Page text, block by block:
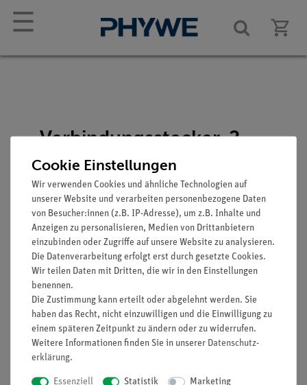
☰
Verbindungsstecker, 2
Stück
Artikel-Nr.: 07278-05
Funktion und Verwendung
Büschel-Doppelstecker, passend für 4-mm-Buchsen; z. B.
zum Aufstecken einer Krokodilklemme auf eine
Cookie Einstellungen
Wir verwenden Cookies und ähnliche Technologien auf
unserer Website und verarbeiten personenbezogene Daten
von Besucher:innen (z.B. IP-Adresse), um z.B. Inhalte und
Anzeigen zu personalisieren, Medien von Drittanbietern
einzubinden oder Zugriffe auf unsere Website zu analysieren.
Die Datenverarbeitung erfolgt erst durch gesetzte Cookies.
Wir teilen Daten mit Dritten, die wir in den Einstellungen
benennen.
Die Zustimmung kann erteilt oder abgelehnt werden. Sie
haben das Recht, nicht einzuwilligen und die Einwilligung zu
einem späteren Zeitpunkt zu ändern oder zu widerrufen.
Weitere Informationen finden Sie in unserer Daten­schutz­
erklärung.
Essenziell Statistik Marketing